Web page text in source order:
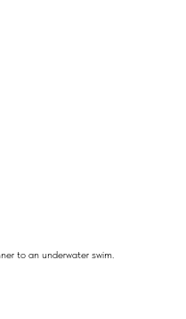
to an underwater swim.